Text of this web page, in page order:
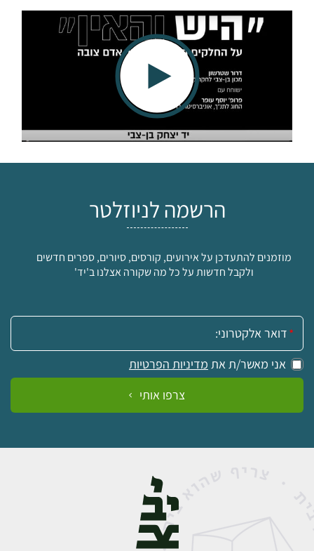
הרשמה לניוזלטר
מוזמנים להתעדכן על אירועים, קורסים, סיורים, ספרים חדשים
ולקבל חדשות על כל מה שקורה אצלנו ב'יד'
אימייל:
אני מאשר/ת את מדיניות הפרטיות
צרפו אותי